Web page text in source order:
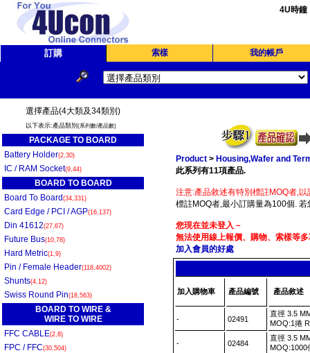
4U時鐘
訂購 索樣 我的帳戶
選擇產品(4大類及34類別)
以下表示:產品類別 (系列數/產品數)
PACKAGE TO BOARD
Battery Holder(2,30)
IC / RAM Socket(9,44)
BOARD TO BOARD
Board To Board (34,331)
Card Edge / PCI / AGP(16,137)
Din 41612(27,67)
Future Bus(10,78)
Hard Metric(1,9)
Pin / Female Header(118,4002)
Shunts(4,12)
Swiss Round Pin(18,563)
BOARD TO WIRE &
WIRE TO WIRE
FFC CABLE(2,8)
FPC / FFC(30,504)
Product > Housing,Wafer and
此系列有11項產品.
注意:產品敘述有特別標註MOQ者,
標註MOQ者,最小訂購量為100個.
您現在並未登入－
無法使用線上報價、購物、索樣等
加入會員的好處
加入購物車 產品編號 產品敘述
- 02491
直徑 3.5
MOQ:1捲
- 02484
直徑 3.5